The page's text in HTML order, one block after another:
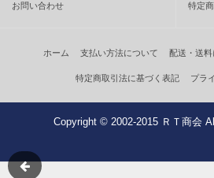
お問い合わせ 特定
ホーム 支払い方法について 配送・送料
特定商取引法に基づく表記 プラ
Copyright © 2002-2015 ＲＴ商会